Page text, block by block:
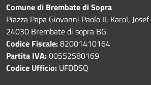
Comune di Brembate di Sopra
Piazza Papa Giovanni Paolo II, Karol,
24030 Brembate di sopra BG
Codice Fiscale:82001410164
Partita IVA:00552580169
Codice Ufficio: UFDDSQ